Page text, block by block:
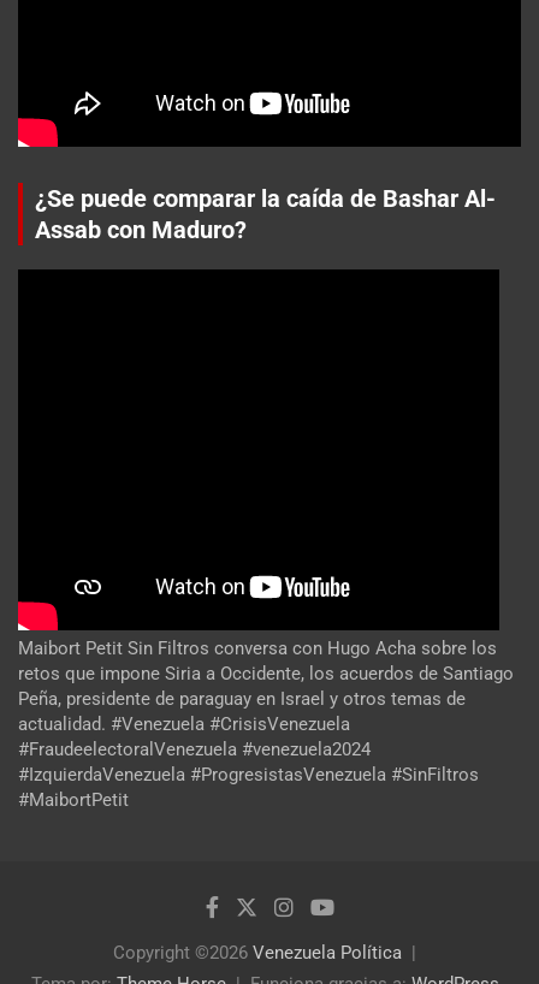
¿Se puede comparar la caída de Bashar Al-
Assab con Maduro?
Maibort Petit Sin Filtros conversa con Hugo Acha sobre los
retos que impone Siria a Occidente, los acuerdos de Santiago
Peña, presidente de paraguay en Israel y otros temas de
actualidad. #Venezuela #CrisisVenezuela
#FraudeelectoralVenezuela #venezuela2024
#IzquierdaVenezuela #ProgresistasVenezuela #SinFiltros
#MaibortPetit
Copyright ©2026 Venezuela Política